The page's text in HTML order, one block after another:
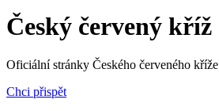
Český červený kříž
Oficiální stránky Českého červeného kříže
Chci přispět